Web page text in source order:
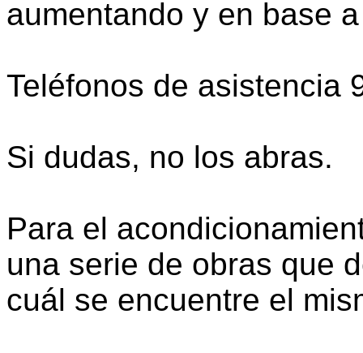
aumentando y en base
Teléfonos de asistencia
Si dudas, no los abras.
Para el
una serie de obras que
cuál se encuentre el